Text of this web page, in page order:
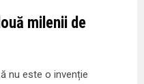
milenii de
nu este o invenție